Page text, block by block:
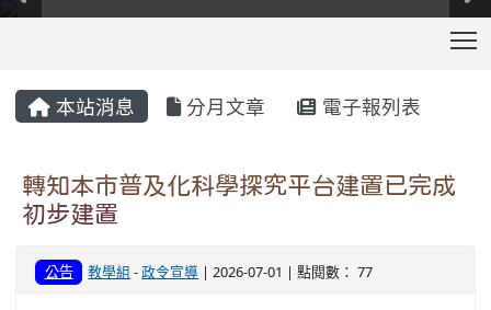
本站消息 分月文章 電子報列表
轉知本市普及化科學探究平台建置已完成
初步建置
公告 教學組 -政令宣導 | 2026-07-01 | 點閱數： 77